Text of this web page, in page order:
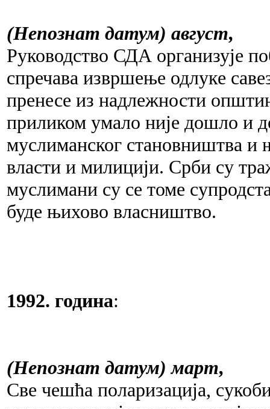
(Непознат датум) август,
Руководство СДА организује
спречава извршење одлуке
пренесе из надлежности
приликом умало није дошло и
муслиманског становништва и
власти и милицији. Срби су
муслимани су се томе
буде њихово власништво.
1992. година:
(Непознат датум) март,
Све чешћа поларизација,